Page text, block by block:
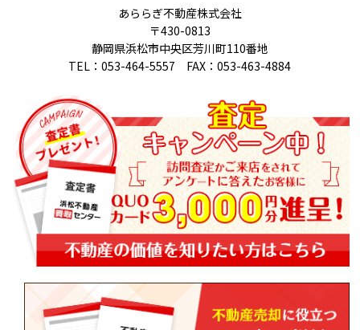
あららぎ不動産株式会社
〒430-0813
静岡県浜松市中央区芳川町110番地
TEL：053-464-5557 FAX：053-463-4884